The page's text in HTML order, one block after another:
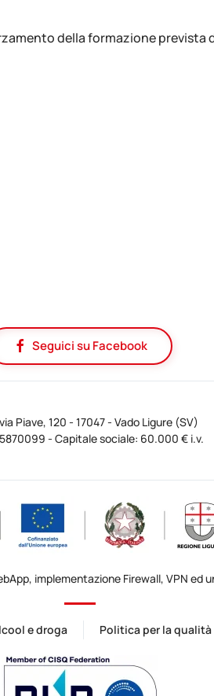
della formazione prevista
Seguici su Facebook
Piave, 120 - 17047 - Vado Ligure (SV)
- Capitale sociale: 60.000 € i.v.
implementazione Firewall, VPN ed
e droga Politica per la qualità